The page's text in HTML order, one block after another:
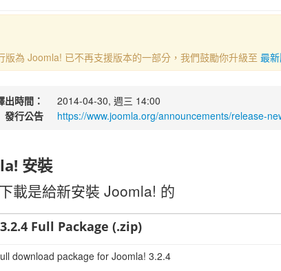
版為 Joomla! 已不再支援版本的一部分，我們鼓勵你升級至 最
出時間：
2014-04-30, 週三 14:00
發行公告
https://www.joomla.org/announcements/release-
安裝
載是給新安裝 Joomla! 的
Full Package (.zip)
download package for Joomla! 3.2.4